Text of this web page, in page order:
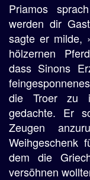
Priamos
werden dir
sagte er milde,
hölzernen
dass Sinons
die Troer zu
gedachte. Er
Zeugen
Weihgeschenk
dem die
versöhnen